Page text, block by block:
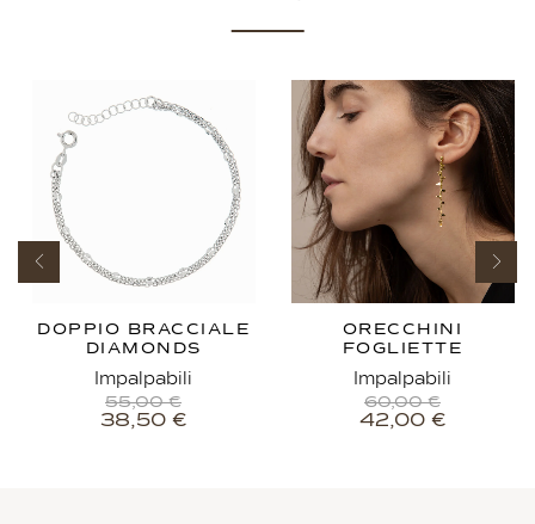
DOPPIO BRACCIALE
DIAMONDS
Impalpabili
55,00€
38,50 €
ORECCHINI
FOGLIETTE
Impalpabili
60,00€
42,00 €